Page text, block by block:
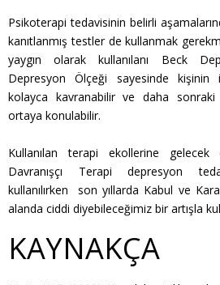
Psikoterapi tedavisinin belirli
kanıtlanmış testler de kullanmak
yaygın olarak kullanılanı Beck
Depresyon Ölçeği sayesinde kişinin
kolayca kavranabilir ve daha
ortaya konulabilir.
Kullanılan terapi ekollerine
Davranışçı Terapi depresyon
kullanılırken son yıllarda Kabul ve
alanda ciddi diyebileceğimiz bir artışla
KAYNAKÇA